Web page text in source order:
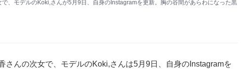
、モデルのKoki,さんが5月9日、自身のInstagramを更新。胸の谷間があらわになった黒
さんの次女で、モデルのKoki,さんは5月9日、自身のInstagramを